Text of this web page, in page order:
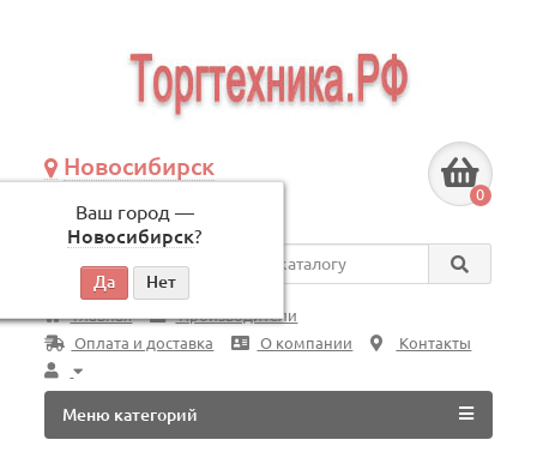
Новосибирск
Ваш город —
Новосибирск?
по будням, с 09:00 до 18:00
0
Везде
Главная
Производители
Оплата и доставка
О компании Контакты
Меню категорий